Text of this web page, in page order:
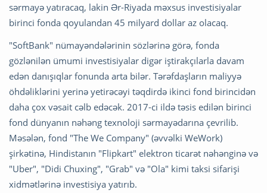
sərmayə yatıracaq, lakin Ər-Riyada məxsus investisiyalar
birinci fonda qoyulandan 45 milyard dollar az olacaq.
"SoftBank" nümayəndələrinin sözlərinə görə, fonda
gözlənilən ümumi investisiyalar digər iştirakçılarla davam
edən danışıqlar fonunda arta bilər. Tərəfdaşların maliyyə
öhdəliklərini yerinə yetirəcəyi təqdirdə ikinci fond birincidən
daha çox vəsait cəlb edəcək. 2017-ci ildə təsis edilən birinci
fond dünyanın nəhəng texnoloji sərmayədarına çevrilib.
Məsələn, fond "The We Company" (əvvəlki WeWork)
şirkətinə, Hindistanın "Flipkart" elektron ticarət nəhənginə və
"Uber", "Didi Chuxing", "Grab" və "Ola" kimi taksi sifarişi
xidmətlərinə investisiya yatırıb.